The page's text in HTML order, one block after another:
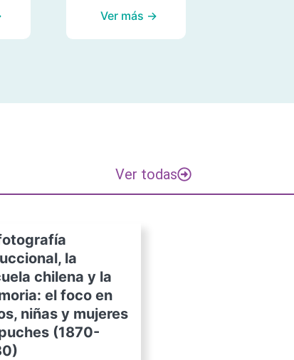
Ver más →
Ver todas
la
chilena y la
el foco en
niñas y mujeres
(1870-